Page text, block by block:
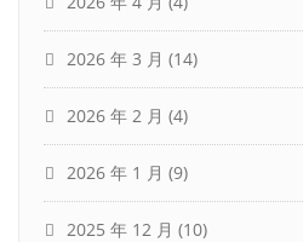
2026 年 3 月 (14)
2026 年 2 月 (4)
2026 年 1 月 (9)
2025 年 12 月 (10)